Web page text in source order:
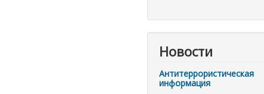
Новости
Антитеррористическая
информация